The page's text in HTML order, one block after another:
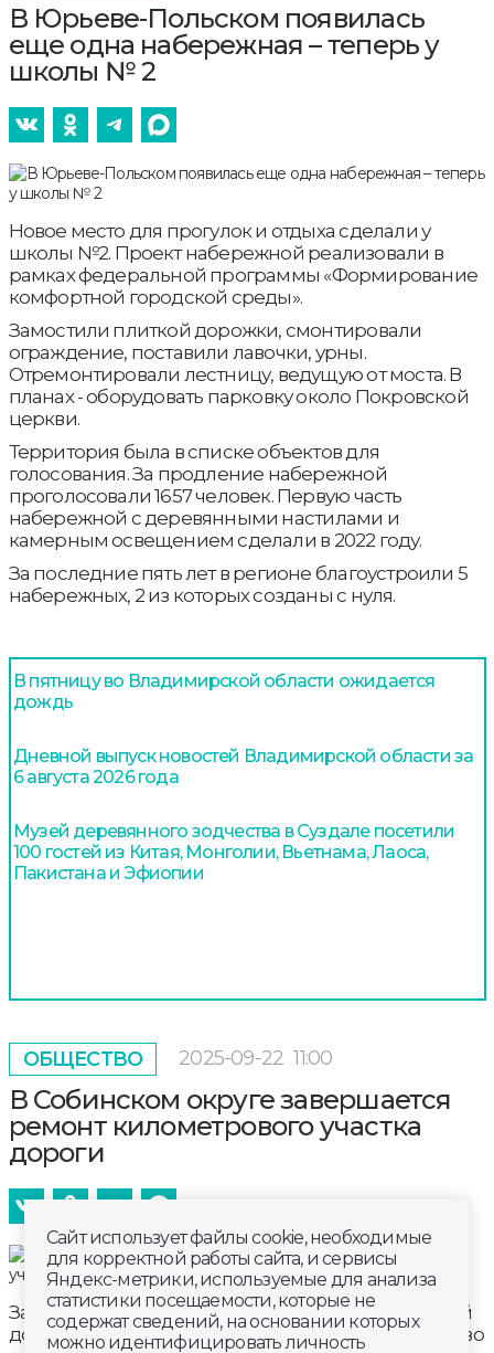
В Юрьеве-Польском появилась
еще одна набережная – теперь у
школы № 2
Новое место для прогулок и отдыха сделали у
школы №2. Проект набережной реализовали в
рамках федеральной программы «Формирование
комфортной городской среды».
Замостили плиткой дорожки, смонтировали
ограждение, поставили лавочки, урны.
Отремонтировали лестницу, ведущую от моста. В
планах - оборудовать парковку около Покровской
церкви.
Территория была в списке объектов для
голосования. За продление набережной
проголосовали 1657 человек. Первую часть
набережной с деревянными настилами и
камерным освещением сделали в 2022 году.
За последние пять лет в регионе благоустроили 5
набережных, 2 из которых созданы с нуля.
В пятницу во Владимирской области ожидается
дождь
Дневной выпуск новостей Владимирской области за
6 августа 2026 года
Музей деревянного зодчества в Суздале посетили
100 гостей из Китая, Монголии, Вьетнама, Лаоса,
Пакистана и Эфиопии
ОБЩЕСТВО 2025-09-22 11:00
В Собинском округе завершается
ремонт километрового участка
дороги
Завершается ремонт участка межмуниципальной
дороги Собинка –Вышманово – Буланово – Коняево
Сайт использует файлы cookie, необходимые
для корректной работы сайта, и сервисы
Яндекс-метрики, используемые для анализа
статистики посещаемости, которые не
содержат сведений, на основании которых
можно идентифицировать личность